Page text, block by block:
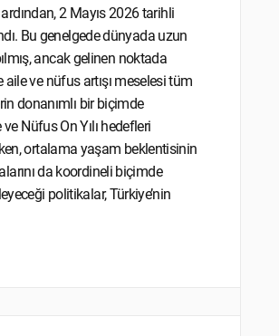
2 Mayıs 2026 tarihli
Bu genelgede dünyada uzun
ancak gelinen noktada
ve nüfus artışı meselesi tüm
donanımlı bir biçimde
Nüfus On Yılı hedefleri
ortalama yaşam beklentisinin
da koordineli biçimde
politikalar, Türkiye’nin